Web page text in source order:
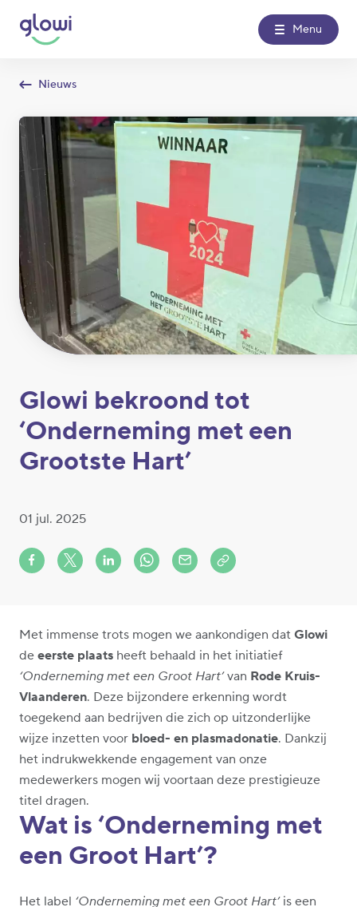
Menu
Contact
Nieuws
Glowi bekroond tot
‘Onderneming met een
Grootste Hart’
01 jul. 2025
Share on Facebook
Share on X (formerly Twitter)
Share on LinkedIn
Share via Whatsapp
Share via MailCopy to clipboard
Met immense trots mogen we aankondigen dat Glowi
de eerste plaats heeft behaald in het initiatief
‘Onderneming met een Groot Hart’van Rode Kruis-
Vlaanderen. Deze bijzondere erkenning wordt
toegekend aan bedrijven die zich op uitzonderlijke
wijze inzetten voor bloed- en plasmadonatie. Dankzij
het indrukwekkende engagement van onze
medewerkers mogen wij voortaan deze prestigieuze
titel dragen.
Wat is ‘Onderneming met
een Groot Hart’?
Het label ‘Onderneming met een Groot Hart’is een